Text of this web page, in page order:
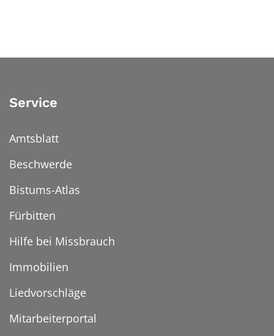
Service
Amtsblatt
Beschwerde
Bistums-Atlas
Fürbitten
Hilfe bei Missbrauch
Immobilien
Liedvorschläge
Mitarbeiterportal